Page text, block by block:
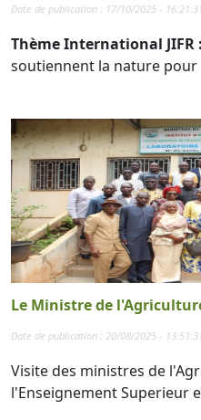
Date de publication : 17/10/2025 -
Thème International JIFR :
soutiennent la nature pour
Le Ministre de
Date de publication : 20/08/2025 -
Visite des ministres de
l'Enseignement Superieur